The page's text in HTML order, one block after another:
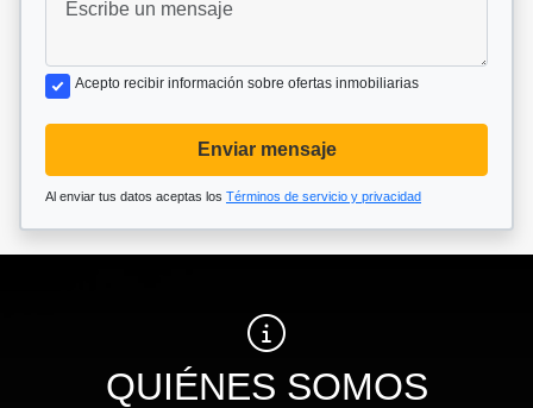
Acepto recibir información sobre ofertas inmobiliarias
Enviar mensaje
Al enviar tus datos aceptas los Términos de servicio y privacidad
QUIÉNES SOMOS